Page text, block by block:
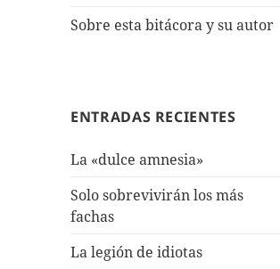
Sobre esta bitácora y su autor
ENTRADAS RECIENTES
La «dulce amnesia»
Solo sobrevivirán los más
fachas
La legión de idiotas